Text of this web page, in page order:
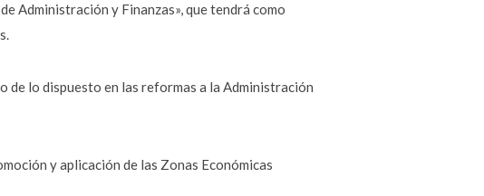
Administración y Finanzas», que tendrá como
de lo dispuesto en las reformas a la Administración
y aplicación de las Zonas Económicas